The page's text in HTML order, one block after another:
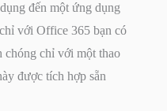
đến một ứng dụng
với Office 365 bạn có
chóng chỉ với một thao
được tích hợp sẵn